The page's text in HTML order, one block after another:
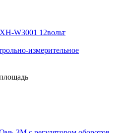
W3001 12вольт
измерительное